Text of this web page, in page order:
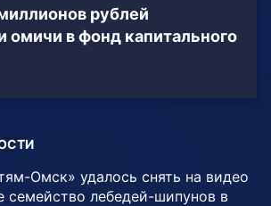
рублей
омичи в фонд капитального
Омск» удалось снять на видео
семейство лебедей-шипунов в